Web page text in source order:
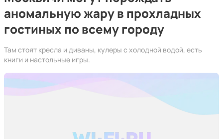
аномальную жару в прохладных
гостиных по всему городу
Там стоят кресла и диваны, кулеры с холодной водой, есть
книги и настольные игры.